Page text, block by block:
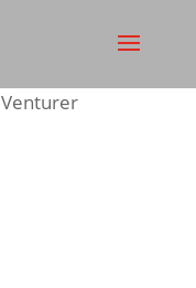
Venturer